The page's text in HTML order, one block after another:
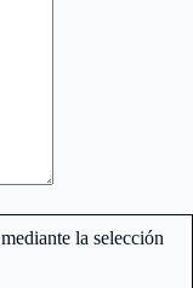
la selección